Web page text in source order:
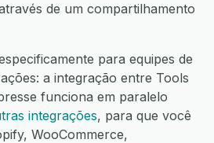
de um compartilhamento
para equipes de
a integração entre Tools
funciona em paralelo
integrações, para que você
WooCommerce,